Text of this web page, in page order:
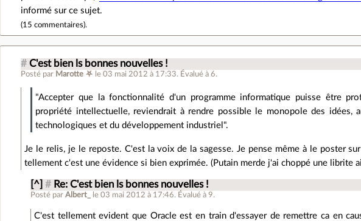
informé sur ce sujet.
(15 commentaires).
# C'est bien ls bonnes nouvelles !
Posté par Marotte ⛧ le 03 mai 2012 à 17:33. Évalué à6.
"Accepter que la fonctionnalité d'un programme informatique puisse être
propriété intellectuelle, reviendrait à rendre possible le monopole des idées,
technologiques et du développement industriel".
Je le relis, je le reposte. C'est la voix de la sagesse. Je pense même à le poster
tellement c'est une évidence si bien exprimée. (Putain merde j'ai choppé une librite
[^] # Re: C'est bien ls bonnes nouvelles !
Posté parAlbert_ le 03 mai 2012 à 17:46. Évalué à9.
C'est tellement evident que Oracle est en train d'essayer de remettre ca en